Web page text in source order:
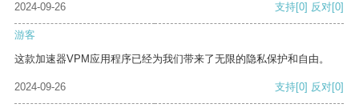
2024-09-26 支持[0] 反对[0]
游客
这款加速器VPM应用程序已经为我们带来了无限的隐私保护和自由。
2024-09-26 支持[0] 反对[0]